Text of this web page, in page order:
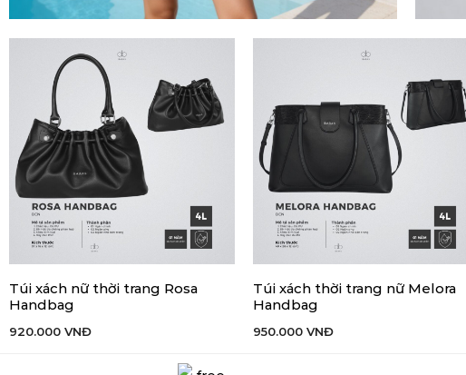
THÊM VÀO GIỎ HÀNG
Túi xách nữ thời trang Rosa
Handbag
920.000 VNĐ
THÊM VÀO GIỎ HÀNG
Túi xách thời trang nữ Melora
Handbag
950.000 VNĐ